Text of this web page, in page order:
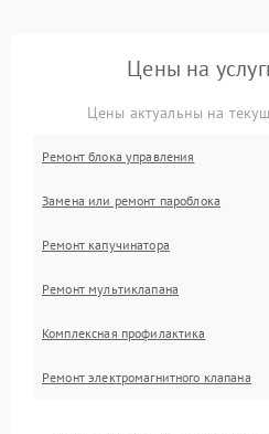
Цены на
Цены актуальны на
Ремонт блока управления
Замена или ремонт пароблока
Ремонт капучинатора
Ремонт мультиклапана
Комплексная профилактика
Ремонт электромагнитного клапана